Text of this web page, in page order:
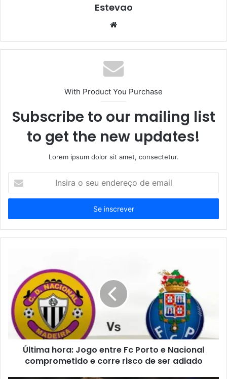
Estevao
Website
With Product You Purchase
Subscribe to our mailing list
to get the new updates!
Lorem ipsum dolor sit amet, consectetur.
seu
de
email
Última hora: Jogo entre Fc Porto e Nacional
comprometido e corre risco de ser adiado